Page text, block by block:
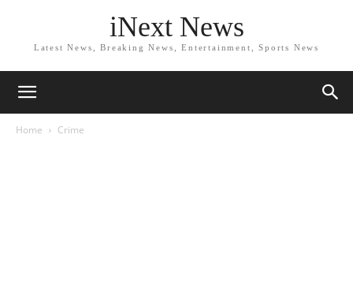
iNext News
Latest News, Breaking News, Entertainment, Sports News
Home Crime